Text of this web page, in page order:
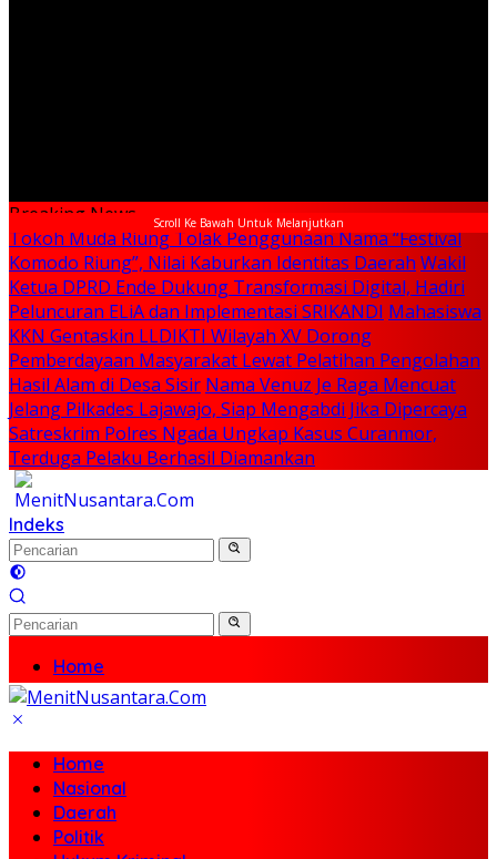
Scroll Ke Bawah Untuk Melanjutkan
Breaking News
Tokoh Muda Riung Tolak Penggunaan Nama “Festival
Komodo Riung”, Nilai Kaburkan Identitas Daerah Wakil
Ketua DPRD Ende Dukung Transformasi Digital, Hadiri
Peluncuran ELiA dan Implementasi SRIKANDI Mahasiswa
KKN Gentaskin LLDIKTI Wilayah XV Dorong
Pemberdayaan Masyarakat Lewat Pelatihan Pengolahan
Hasil Alam di Desa Sisir Nama Venuz Je Raga Mencuat
Jelang Pilkades Lajawajo, Siap Mengabdi Jika Dipercaya
Satreskrim Polres Ngada Ungkap Kasus Curanmor,
Terduga Pelaku Berhasil Diamankan
Indeks
Home
Nasional
Hukum Kriminal
Ekonomi Bisnis
Pendidikan
Kesehatan
Home
Nasional
Daerah
Politik